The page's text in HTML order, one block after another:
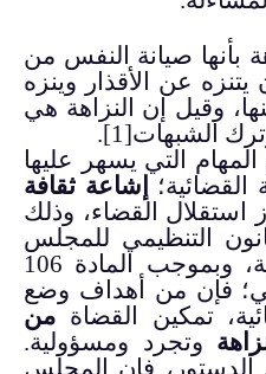
بأنها صيانة النفس من
عن الأقذار وينزه
وقيل إن النزاهة هي
الشبهات[1]
.
التي يسهر عليها
إشاعة ثقافة
استقلال القضاء، وذلك
من القانون التنظيمي للمجلس
الأعلى للسلطة القضائية، وبموجب المادة 106
فإن من أهداف وضع
تمكين القضاة من
وتجرد ومسؤولية.